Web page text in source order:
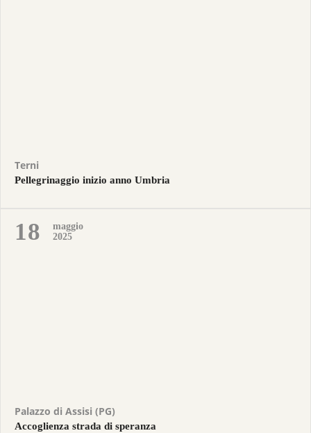
Terni
Pellegrinaggio inizio anno Umbria
18
maggio
2025
Palazzo di Assisi (PG)
Accoglienza strada di speranza